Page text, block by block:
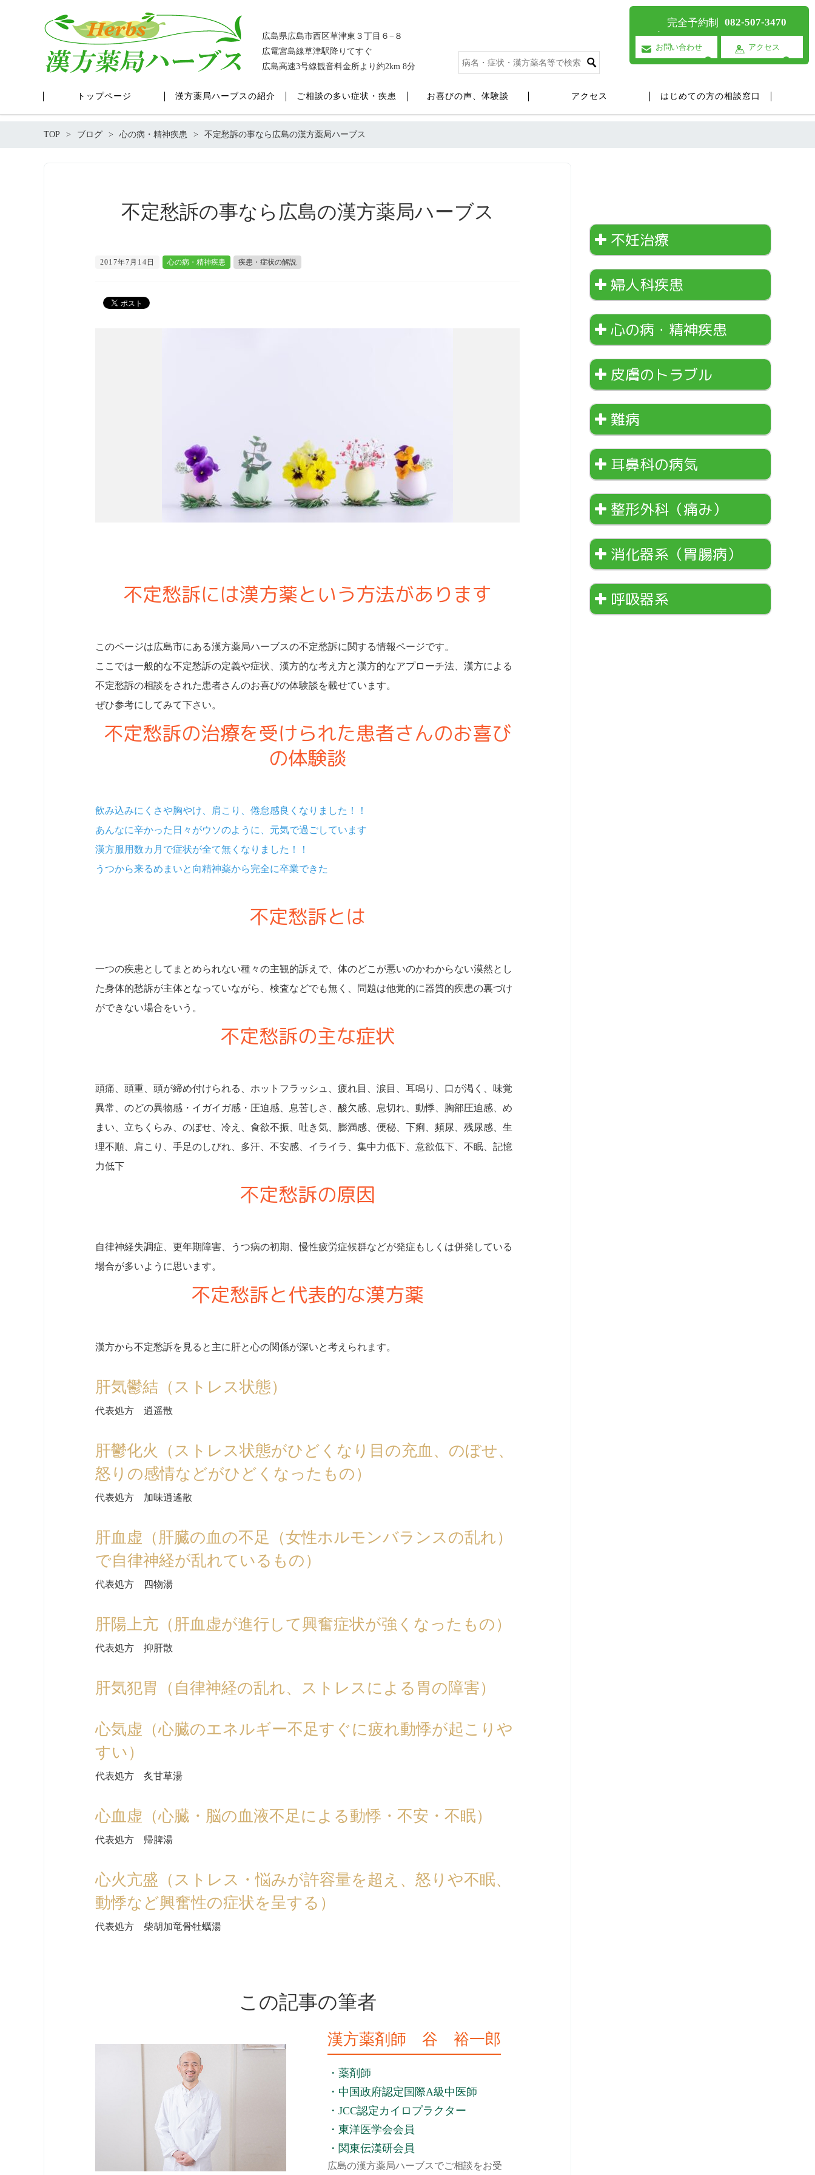
広島県広島市西区草津東３丁目６−８
広電宮島線草津駅降りてすぐ
広島高速3号線観音料金所より約2km 8分
完全予約制 082-507-3470
お問い合わせ アクセス
トップページ 漢方薬局ハーブスの紹介 ご相談の多い症状・疾患 お喜びの声、体験談 アクセス はじめての方の相談窓口
TOP ブログ 心の病・精神疾患 不定愁訴の事なら広島の漢方薬局ハーブス
不定愁訴の事なら広島の漢方薬局ハーブス
2017年7月14日 心の病・精神疾患 疾患・症状の解説
不定愁訴には漢方薬という方法があります
このページは広島市にある漢方薬局ハーブスの不定愁訴に関する情報ページです。
ここでは一般的な不定愁訴の定義や症状、漢方的な考え方と漢方的なアプローチ法、漢方による
不定愁訴の相談をされた患者さんのお喜びの体験談を載せています。
ぜひ参考にしてみて下さい。
不定愁訴の治療を受けられた患者さんのお喜び
の体験談
飲み込みにくさや胸やけ、肩こり、倦怠感良くなりました！！
あんなに辛かった日々がウソのように、元気で過ごしています
漢方服用数カ月で症状が全て無くなりました！！
うつから来るめまいと向精神薬から完全に卒業できた
不定愁訴とは
一つの疾患としてまとめられない種々の主観的訴えで、体のどこが悪いのかわからない漠然とし
た身体的愁訴が主体となっていながら、検査などでも無く、問題は他覚的に器質的疾患の裏づけ
ができない場合をいう。
不定愁訴の主な症状
頭痛、頭重、頭が締め付けられる、ホットフラッシュ、疲れ目、涙目、耳鳴り、口が渇く、味覚
異常、のどの異物感・イガイガ感・圧迫感、息苦しさ、酸欠感、息切れ、動悸、胸部圧迫感、め
まい、立ちくらみ、のぼせ、冷え、食欲不振、吐き気、膨満感、便秘、下痢、頻尿、残尿感、生
理不順、肩こり、手足のしびれ、多汗、不安感、イライラ、集中力低下、意欲低下、不眠、記憶
力低下
不定愁訴の原因
自律神経失調症、更年期障害、うつ病の初期、慢性疲労症候群などが発症もしくは併発している
場合が多いように思います。
不定愁訴と代表的な漢方薬
漢方から不定愁訴を見ると主に肝と心の関係が深いと考えられます。
肝気鬱結（ストレス状態）
代表処方 逍遥散
肝鬱化火（ストレス状態がひどくなり目の充血、のぼせ、
怒りの感情などがひどくなったもの）
代表処方 加味逍遙散
肝血虚（肝臓の血の不足（女性ホルモンバランスの乱れ）
で自律神経が乱れているもの）
代表処方 四物湯
肝陽上亢（肝血虚が進行して興奮症状が強くなったもの）
代表処方 抑肝散
肝気犯胃（自律神経の乱れ、ストレスによる胃の障害）
心気虚（心臓のエネルギー不足すぐに疲れ動悸が起こりや
すい）
代表処方 炙甘草湯
心血虚（心臓・脳の血液不足による動悸・不安・不眠）
代表処方 帰脾湯
心火亢盛（ストレス・悩みが許容量を超え、怒りや不眠、
動悸など興奮性の症状を呈する）
代表処方 柴胡加竜骨牡蠣湯
この記事の筆者
漢方薬剤師 谷 裕一郎
・薬剤師
・中国政府認定国際A級中医師
・JCC認定カイロプラクター
・東洋医学会会員
・関東伝漢研会員
広島の漢方薬局ハーブスでご相談をお受
不妊治療
婦人科疾患
心の病・精神疾患
皮膚のトラブル
難病
耳鼻科の病気
整形外科（痛み）
消化器系（胃腸病）
呼吸器系